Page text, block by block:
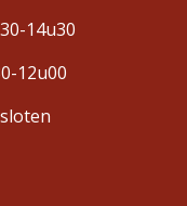
14u30
12u00